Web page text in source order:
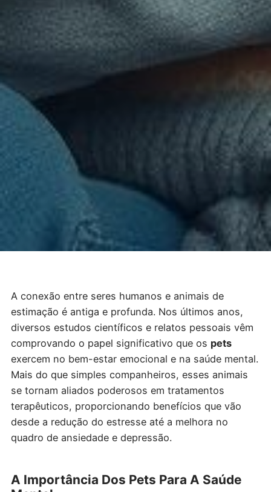
A conexão entre seres humanos e animais de
estimação é antiga e profunda. Nos últimos anos,
diversos estudos científicos e relatos pessoais vêm
comprovando o papel significativo que os pets
exercem no bem-estar emocional e na saúde mental.
Mais do que simples companheiros, esses animais
se tornam aliados poderosos em tratamentos
terapêuticos, proporcionando benefícios que vão
desde a redução do estresse até a melhora no
quadro de ansiedade e depressão.
A Importância Dos Pets Para A Saúde